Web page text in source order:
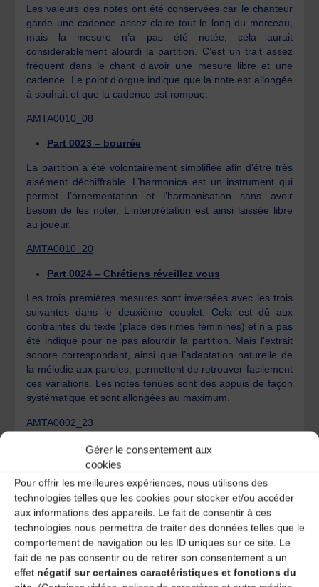
Gérer le consentement aux
cookies
Pour offrir les meilleures expériences, nous utilisons des
technologies telles que les cookies pour stocker et/ou accéder
aux informations des appareils. Le fait de consentir à ces
technologies nous permettra de traiter des données telles que le
comportement de navigation ou les ID uniques sur ce site. Le
fait de ne pas consentir ou de retirer son consentement a un
effet négatif sur certaines caractéristiques et fonctions du
Les valeurs des notes ont été conservées car le chanteur
garde une cadence assez claire tout le long du morceau,
mais la mesure n’a pas été notée, cela aurait
considérablement alourdi la partition. C’est un trait assez
fréquent dans le chant d’avoir une mesure libre et une
cadence. Le point d’orgue indique que la note est allongée
à souhait et que la cadence est rompue.
AMTA0010_08
Part 0023 – bourrée
La partition a été volontairement simplifiée afin d’être très
aisément déchiffrable. L’harmonica est un instrument qui
permet l’ornementation et l’harmonisation sans avoir
besoin de les noter. L’interprétation est ainsi laissée libre
au joueur.
AMTA0010_20
Part 0024 – Chrétiens réveillez vous
Les trois premières mesures sont inversées avec les trois
suivantes dans le deuxième couplet. Cela est dû aux
contraintes du texte (place des rimes féminines) et n’a pas
été indiqué pour ne pas alourdir la partition. Mais l’extrait
sonore correspondant, ainsi que l’adaptation naturelle de
la mélodie aux paroles, permettent de retrouver facilement
ces variations. Les notes tenues sont des appuis de façon
systématique et sont allongées au maximum.
AMTA0002_23
Part 0025 – De que veniatz cherchar
La partition a été volontairement simplifiée afin d’être très
aisément déchiffrable. L’harmonica est un instrument qui
permet l’ornementation et l’harmonisation sans avoir
besoin de les noter. L’interprétation est ainsi laissée libre
au joueur. Cette mélodie très connue présente ici des
petites variations intéressantes, nous donnant
l’autorisation d’opérer des changements mélodiques et
rythmiques.